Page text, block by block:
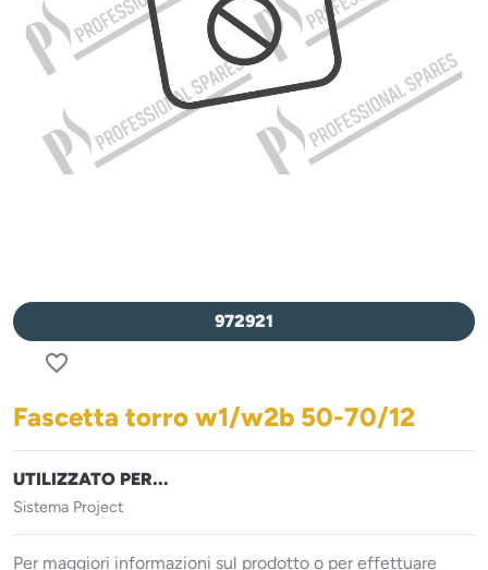
972921
favorite_border
Fascetta torro w1/w2b 50-70/12
UTILIZZATO PER...
Sistema Project
Per maggiori informazioni sul prodotto o per effettuare